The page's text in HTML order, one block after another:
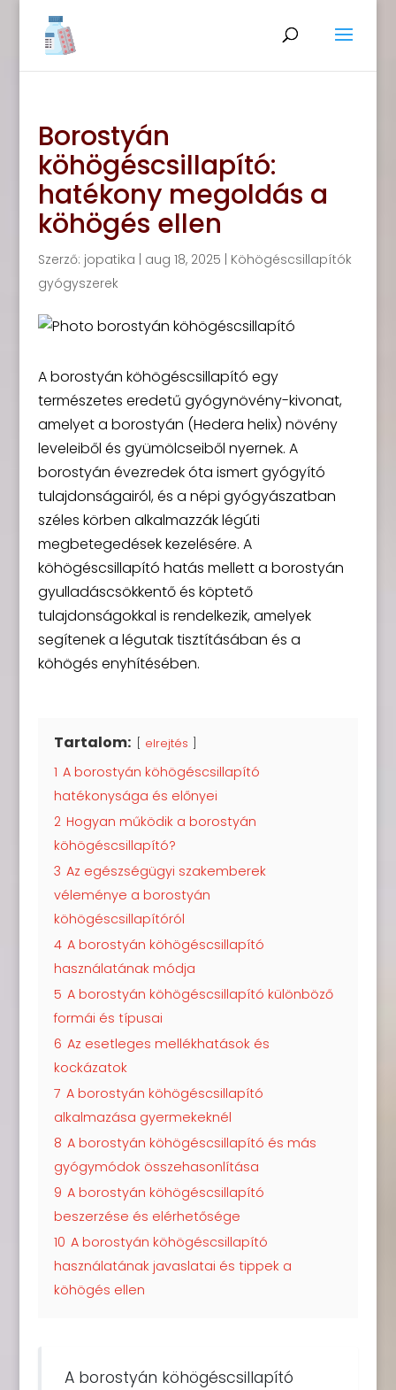
Borostyán
köhögéscsillapító:
hatékony megoldás a
köhögés ellen
Szerző: jopatika aug 18, 2025
Köhögéscsillapítók
gyógyszerek
A borostyán köhögéscsillapító egy
természetes eredetű gyógynövény-kivonat,
amelyet a borostyán (Hedera helix) növény
leveleiből és gyümölcseiből nyernek. A
borostyán évezredek óta ismert gyógyító
tulajdonságairól, és a népi gyógyászatban
széles körben alkalmazzák légúti
megbetegedések kezelésére. A
köhögéscsillapító hatás mellett a borostyán
gyulladáscsökkentő és köptető
tulajdonságokkal is rendelkezik, amelyek
segítenek a légutak tisztításában és a
köhögés enyhítésében.
Tartalom: elrejtés
1 A borostyán köhögéscsillapító
hatékonysága és előnyei
2 Hogyan működik a borostyán
köhögéscsillapító?
3 Az egészségügyi szakemberek
véleménye a borostyán
köhögéscsillapítóról
4 A borostyán köhögéscsillapító
használatának módja
5 A borostyán köhögéscsillapító különböző
formái és típusai
6 Az esetleges mellékhatások és
kockázatok
7 A borostyán köhögéscsillapító
alkalmazása gyermekeknél
8 A borostyán köhögéscsillapító és más
gyógymódok összehasonlítása
9 A borostyán köhögéscsillapító
beszerzése és elérhetősége
10 A borostyán köhögéscsillapító
használatának javaslatai és tippek a
köhögés ellen
A borostyán köhögéscsillapító